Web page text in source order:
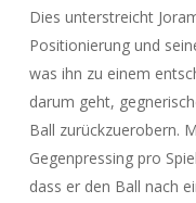
Dies unterstreicht
Positionierung und
was ihn zu einem
darum geht,
Ball zurückzuerobern.
Gegenpressing pro
dass er den Ball nach